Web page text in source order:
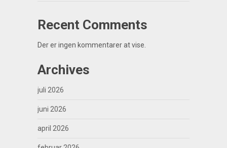
Recent Comments
Der er ingen kommentarer at vise.
Archives
juli 2026
juni 2026
april 2026